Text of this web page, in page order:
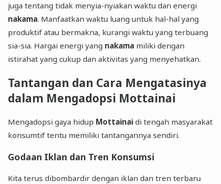
juga tentang tidak menyia-nyiakan waktu dan energi
nakama. Manfaatkan waktu luang untuk hal-hal yang
produktif atau bermakna, kurangi waktu yang terbuang
sia-sia. Hargai energi yang nakama miliki dengan
istirahat yang cukup dan aktivitas yang menyehatkan.
Tantangan dan Cara Mengatasinya
dalam Mengadopsi Mottainai
Mengadopsi gaya hidup Mottainai di tengah masyarakat
konsumtif tentu memiliki tantangannya sendiri.
Godaan Iklan dan Tren Konsumsi
Kita terus dibombardir dengan iklan dan tren terbaru